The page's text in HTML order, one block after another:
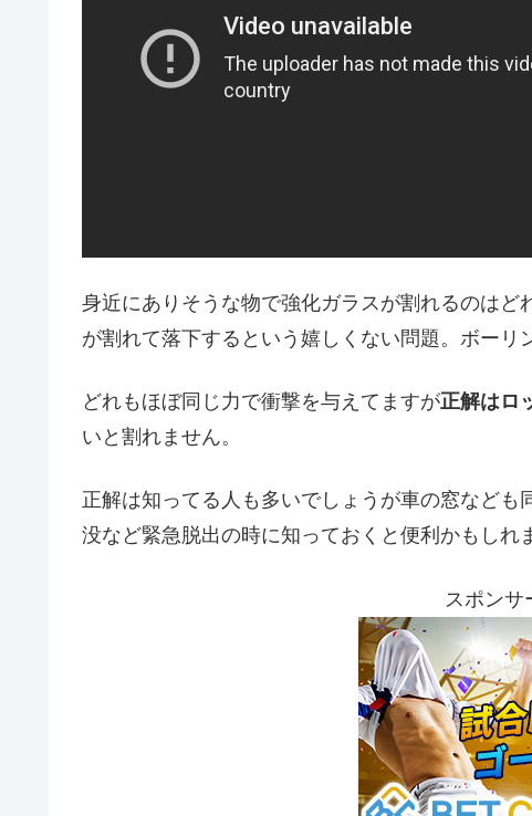
身近にありそうな物で強化ガラスが割れるのは
が割れて落下するという嬉しくない問題。ボーリ
どれもほぼ同じ力で衝撃を与えてますが正解はロ
いと割れません。
正解は知ってる人も多いでしょうが車の窓など
没など緊急脱出の時に知っておくと便利かもしれ
スポンサ